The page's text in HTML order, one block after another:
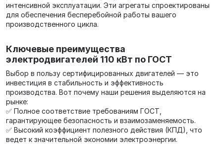
интенсивной эксплуатации. Эти агрегаты спроектированы
для обеспечения бесперебойной работы вашего
производственного цикла.
Ключевые преимущества
электродвигателей 110 кВт по ГОСТ
Выбор в пользу сертифицированных двигателей — это
инвестиция в стабильность и эффективность
производства. Вот почему наши решения выделяются на
рынке:
✅ Полное соответствие требованиям ГОСТ,
гарантирующее безопасность и взаимозаменяемость.
✅ Высокий коэффициент полезного действия (КПД), что
ведет к значительной экономии электроэнергии.